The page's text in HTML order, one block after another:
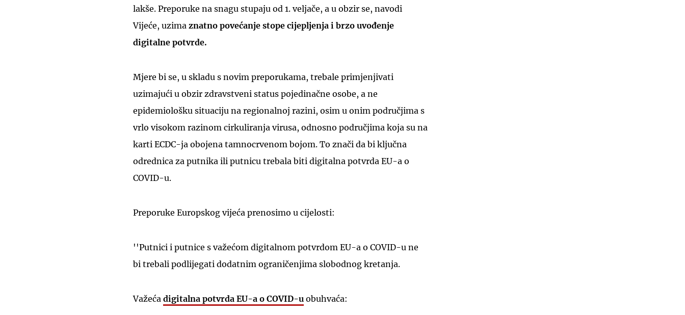
lakše. Preporuke na snagu stupaju od 1. veljače, a u obzir se, navodi
Vijeće, uzima znatno povećanje stope cijepljenja i brzo uvođenje
digitalne potvrde.
Mjere bi se, u skladu s novim preporukama, trebale primjenjivati
uzimajući u obzir zdravstveni status pojedinačne osobe, a ne
epidemiološku situaciju na regionalnoj razini, osim u onim područjima s
vrlo visokom razinom cirkuliranja virusa, odnosno područjima koja su na
karti ECDC-ja obojena tamnocrvenom bojom. To znači da bi ključna
odrednica za putnika ili putnicu trebala biti digitalna potvrda EU-a o
COVID-u.
Preporuke Europskog vijeća prenosimo u cijelosti:
''Putnici i putnice s važećom digitalnom potvrdom EU-a o COVID-u ne
bi trebali podlijegati dodatnim ograničenjima slobodnog kretanja.
Važeća digitalna potvrda EU-a o COVID-u obuhvaća:
UKLJUČITE NOTIFIKACIJE